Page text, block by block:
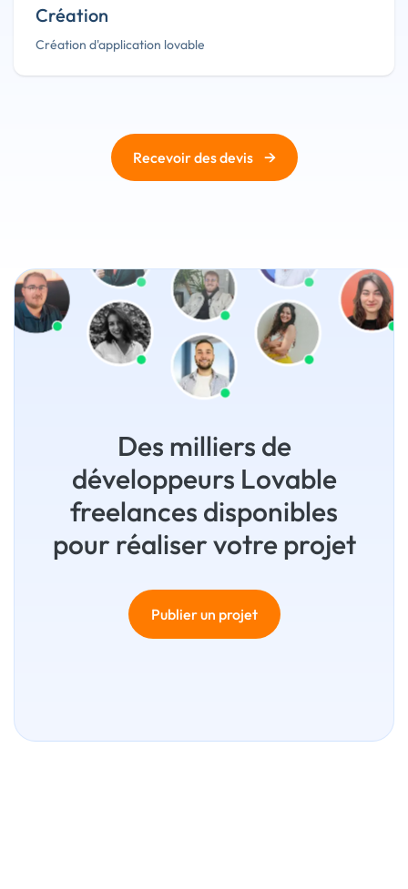
Création
Création d'application lovable
Recevoir des devis →
Des milliers de
développeurs Lovable
freelances disponibles
pour réaliser votre projet
Publier un projet